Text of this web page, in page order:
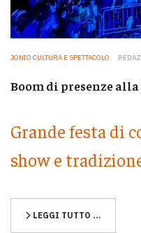
JONIO CULTURA E SPETTACOLO
Boom di presenze
Grande festa di
show e
LEGGI TUTTO …